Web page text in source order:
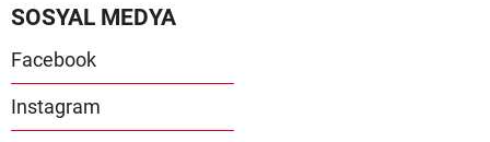
SOSYAL MEDYA
Facebook
Instagram